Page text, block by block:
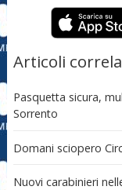
Articoli
Pasquetta sicura,
Sorrento
Domani sciopero
Nuovi carabinieri